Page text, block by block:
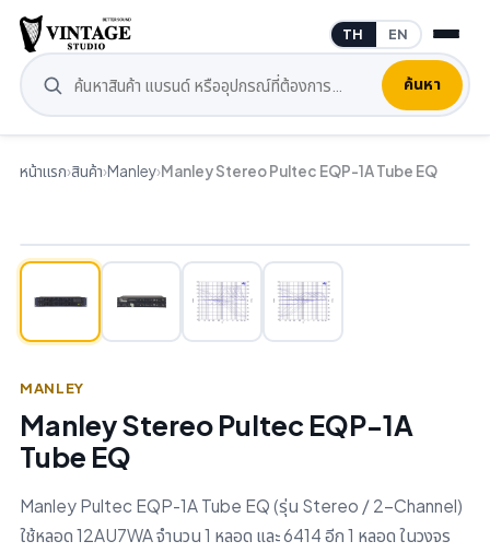
ค้นหา
TH EN
หน้าแรก›สินค้า›Manley›Manley Stereo Pultec EQP-1A Tube EQ
MANLEY
Manley Stereo Pultec EQP-1A
Tube EQ
Manley Pultec EQP-1A Tube EQ (รุ่น Stereo / 2-Channel)
ใช้หลอด 12AU7WA จำนวน 1 หลอด และ 6414 อีก 1 หลอด ในวงจร